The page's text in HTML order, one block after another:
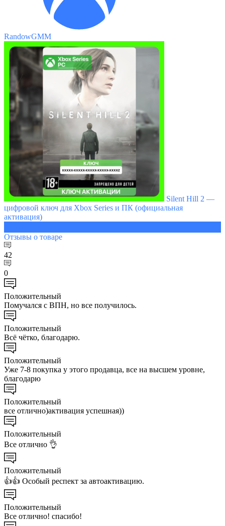
RandowGMM
Silent Hill 2 —
цифровой ключ для Xbox Series и ПК (официальная
активация)
Отзывы о товаре
42
0
Положительный
Помучался с ВПН, но все получилось.
Положительный
Всё чётко, благодарю.
Положительный
Уже 7-8 покупка у этого продавца, все на высшем уровне,
благодарю
Положительный
все отлично)активация успешная))
Положительный
Все отлично 👌
Положительный
👍👍 Особый респект за автоактивацию.
Положительный
Все отлично! спасибо!